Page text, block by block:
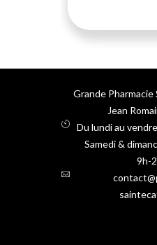
Grande
Jean
Du lundi au
Samedi &
9h-